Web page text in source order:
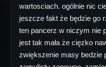
wartosciach. ogólnie nic
jeszcze fakt że będzie go
ten pancerz w niczym nie
jest tak mała że cięzko
zwiększenie masy bedzie